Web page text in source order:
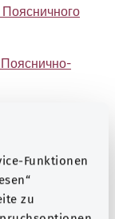
Funktionen
zu
Пояснично-